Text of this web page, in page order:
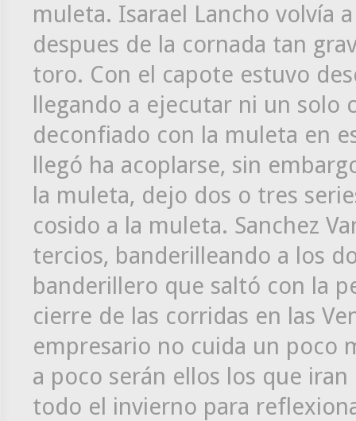
muleta. Isarael Lancho volvía
despues de la cornada tan
toro. Con el capote estuvo
llegando a ejecutar ni un
deconfiado con la muleta en
llegó ha acoplarse, sin
la muleta, dejo dos o tres
cosido a la muleta. Sanchez
tercios, banderilleando a los
banderillero que saltó con la
cierre de las corridas en las
empresario no cuida un poco
a poco serán ellos los que
todo el invierno para